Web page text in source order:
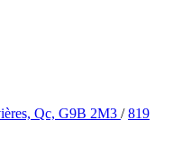
Qc, G9B 2M3 / 819